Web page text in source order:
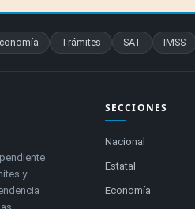
Trámites SAT IMSS
y
SECCIONES
Nacional
Estatal
Economía